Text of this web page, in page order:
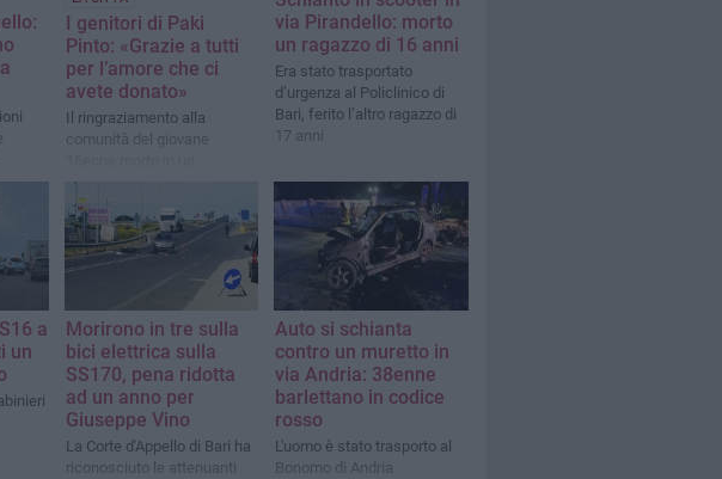
I genitori di Paki
Pinto: «Grazie a tutti
per l’amore che ci
avete donato»
Il ringraziamento alla
comunità del giovane
incidente con lo scooter
via Pirandello: morto
un ragazzo di 16 anni
Era stato trasportato
d’urgenza al Policlinico di
Bari, ferito l’altro ragazzo di
17 anni
a
un
Morirono in tre sulla
bici elettrica sulla
SS170, pena ridotta
ad un anno per
Giuseppe Vino
La Corte d'Appello di Bari ha
riconosciuto le attenuanti
Auto si schianta
contro un muretto in
via Andria: 38enne
barlettano in codice
rosso
L'uomo è stato trasporto al
Bonomo di Andria